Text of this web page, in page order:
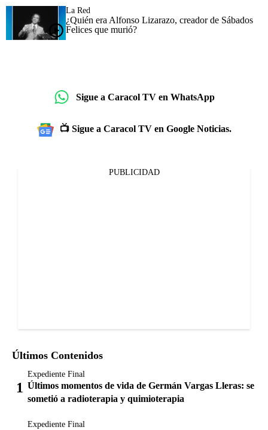
La Red
¿Quién era Alfonso Lizarazo, creador de Sábados
Felices que murió?
Sigue a Caracol TV en WhatsApp
📺 Sigue a Caracol TV en Google Noticias.
PUBLICIDAD
Últimos Contenidos
Expediente Final
Últimos momentos de vida de Germán Vargas Lleras: se
sometió a radioterapia y quimioterapia
Expediente Final